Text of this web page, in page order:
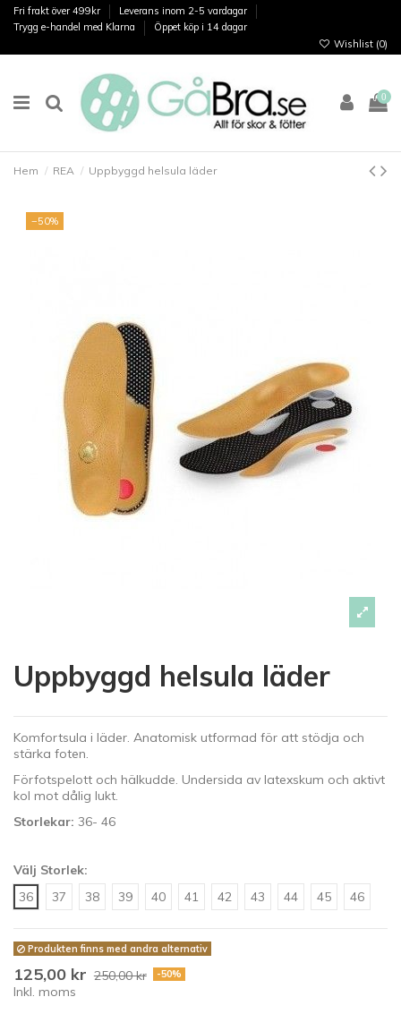
Fri frakt över 499kr
Leverans inom 2-5 vardagar
Trygg e-handel med Klarna
Öppet köp i 14 dagar
Wishlist (0)
0
Hem REA Uppbyggd helsula läder
−50%
Uppbyggd helsula läder
Komfortsula i läder. Anatomisk utformad för att stödja och
stärka foten.
Förfotspelott och hälkudde. Undersida av latexskum och aktivt
kol mot dålig lukt.
Storlekar: 36- 46
Välj Storlek:
36
37 38 39 40 41 42 43 44 45 46
Produkten finns med andra alternativ
125,00 kr 250,00 kr -50%
Inkl. moms